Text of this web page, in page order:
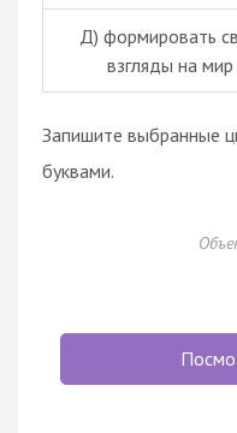
Д) формировать
взгляды на мир
Запишите выбранные
буквами.